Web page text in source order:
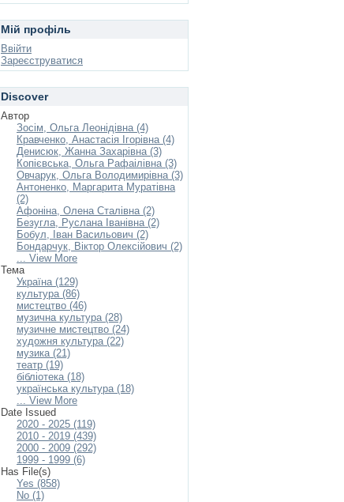
Мій профіль
Ввійти
Зареєструватися
Discover
Автор
Зосім, Ольга Леонідівна (4)
Кравченко, Анастасія Ігорівна (4)
Денисюк, Жанна Захарівна (3)
Копієвська, Ольга Рафаілівна (3)
Овчарук, Ольга Володимирівна (3)
Антоненко, Маргарита Муратівна
(2)
Афоніна, Олена Сталівна (2)
Безугла, Руслана Іванівна (2)
Бобул, Іван Васильович (2)
Бондарчук, Віктор Олексійович (2)
... View More
Тема
Україна (129)
культура (86)
мистецтво (46)
музична культура (28)
музичне мистецтво (24)
художня культура (22)
музика (21)
театр (19)
бібліотека (18)
українська культура (18)
... View More
Date Issued
2020 - 2025 (119)
2010 - 2019 (439)
2000 - 2009 (292)
1999 - 1999 (6)
Has File(s)
Yes (858)
No (1)